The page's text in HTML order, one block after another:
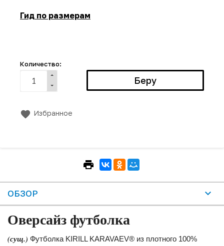
Гид по размерам
Количество:
Избранное
ОБЗОР
Оверсайз футболка
(сущ.) Футболка KIRILL KARAVAEV® из плотного 100%